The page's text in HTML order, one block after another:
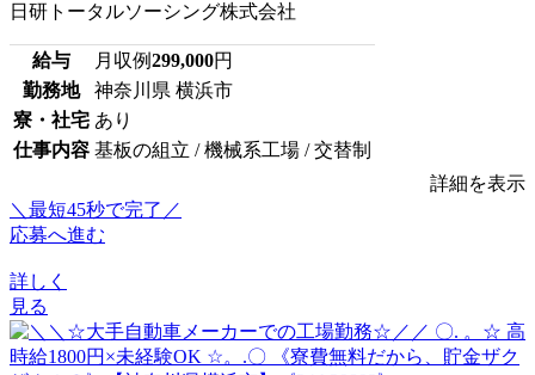
日研トータルソーシング株式会社
給与 月収例299,000円
勤務地
神奈川県 横浜市
寮・社宅 あり
仕事内容 基板の組立 / 機械系工場 / 交替制
詳細を表示
＼最短45秒で完了／
応募へ進む
詳しく
見る